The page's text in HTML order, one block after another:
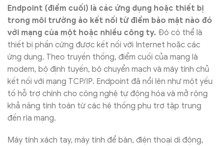
Endpoint (điểm cuối) là các ứng dụng hoặc thiết bị
trong môi trường ảo kết nối từ điểm bảo mật nào đó
với mạng của một hoặc nhiều công ty. Đó có thể là
thiết bị phần cứng được kết nối với Internet hoặc các
ứng dụng. Theo truyền thống, điểm cuối của mạng là
modem, bộ định tuyến, bộ chuyển mạch và máy tính chủ
kết nối với mạng TCP/IP. Endpoint đã nổi lên như một yếu
tố hỗ trợ chính cho công nghệ tự động hóa và mở rộng
khả năng tính toán từ các hệ thống phụ trợ tập trung
đến rìa mạng.
Máy tính xách tay, máy tính để bàn, điện thoại di động,